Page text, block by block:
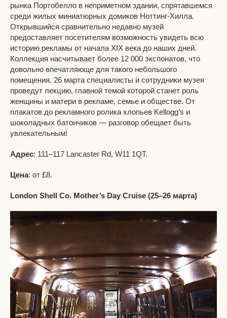
рынка Портобелло в неприметном здании, спрятавшемся
среди жилых миниатюрных домиков Ноттинг-Хилла.
Открывшийся сравнительно недавно музей
предоставляет посетителям возможность увидеть всю
историю рекламы от начала XIX века до наших дней.
Коллекция насчитывает более 12 000 экспонатов, что
довольно впечатляюще для такого небольшого
помещения. 26 марта специалисты и сотрудники музея
проведут лекцию, главной темой которой станет роль
женщины и матери в рекламе, семье и обществе. От
плакатов до рекламного ролика хлопьев Kellogg’s и
шоколадных батончиков — разговор обещает быть
увлекательным!
Адрес: 111–117 Lancaster Rd, W11 1QT.
Цена: от £8.
London Shell Co. Mother’s Day Cruise (25–26 марта)